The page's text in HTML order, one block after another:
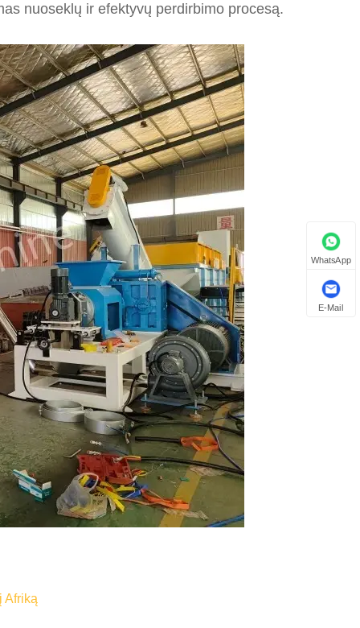
nuoseklų ir efektyvų perdirbimo procesą.
Afriką
WhatsApp
E-Mail